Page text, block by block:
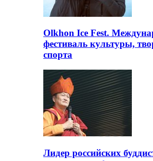
Olkhon Ice Fest.
фестиваль культуры,
спорта
Лидер российских